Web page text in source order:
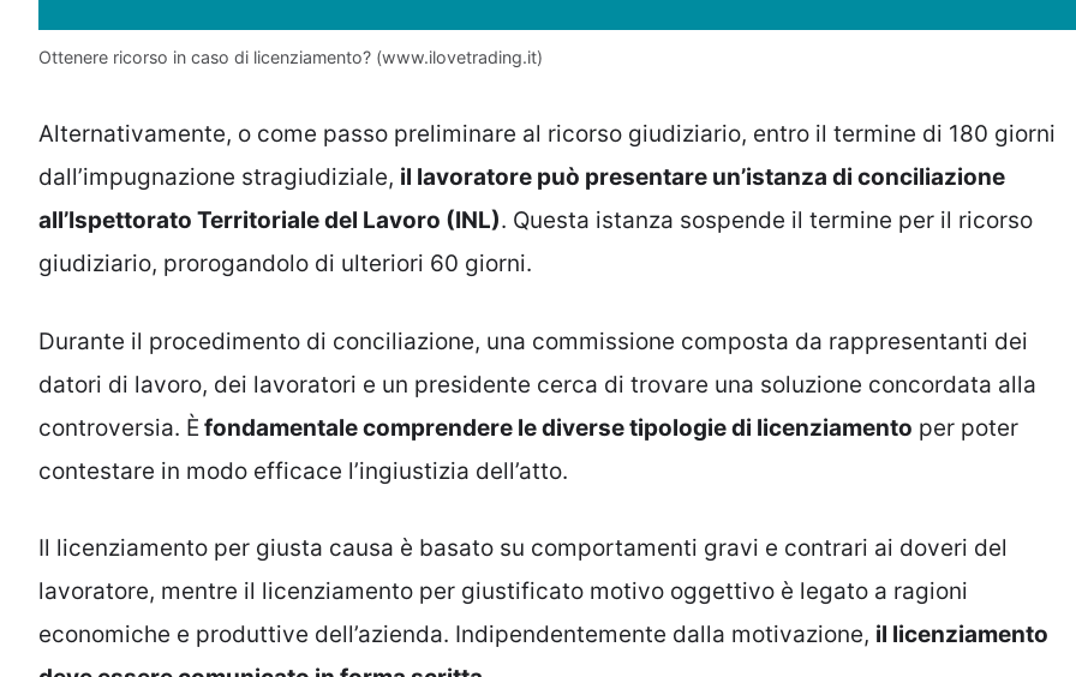
Ottenere ricorso in caso di licenziamento? (www.ilovetrading.it)
Alternativamente, o come passo preliminare al ricorso giudiziario, entro il termine di 180 giorni
dall’impugnazione stragiudiziale, il lavoratore può presentare un’istanza di conciliazione
all’Ispettorato Territoriale del Lavoro (INL). Questa istanza sospende il termine per il ricorso
giudiziario, prorogandolo di ulteriori 60 giorni.
Durante il procedimento di conciliazione, una commissione composta da rappresentanti dei
datori di lavoro, dei lavoratori e un presidente cerca di trovare una soluzione concordata alla
controversia. Èfondamentale comprendere le diverse tipologie di licenziamento per poter
contestare in modo efficace l’ingiustizia dell’atto.
Il licenziamento per giusta causa è basato su comportamenti gravi e contrari ai doveri del
lavoratore, mentre il licenziamento per giustificato motivo oggettivo è legato a ragioni
economiche e produttive dell’azienda. Indipendentemente dalla motivazione, il licenziamento